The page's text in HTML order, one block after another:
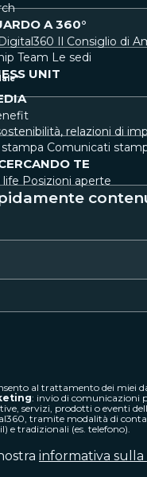
A 360°
Il Consiglio di
Team Le sedi
UNIT
relazioni di
stampa Comunicati
TE
life Posizioni aperte
*
al trattamento dei miei
: invio di comunicazioni
servizi, prodotti o eventi
tramite modalità di
e tradizionali (es. telefono).
informativa sulla